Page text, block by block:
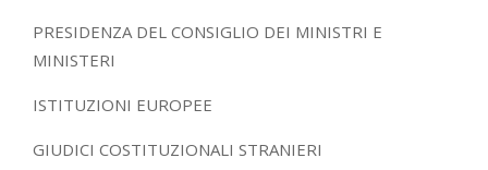
PRESIDENZA DEL CONSIGLIO DEI MINISTRI E
MINISTERI
ISTITUZIONI EUROPEE
GIUDICI COSTITUZIONALI STRANIERI